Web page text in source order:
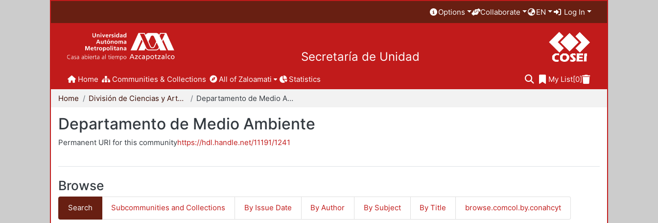
Options Collaborate EN Log In
Secretaría de Unidad
Home Communities & Collections All of Zaloamati Statistics My List[0]
Home División de Ciencias y Artes para el Diseño Departamento de Medio Ambiente
Departamento de Medio Ambiente
Permanent URI for this communityhttps://hdl.handle.net/11191/1241
Browse
Search Subcommunities and Collections By Issue Date By Author By Subject By Title browse.comcol.by.conahcyt